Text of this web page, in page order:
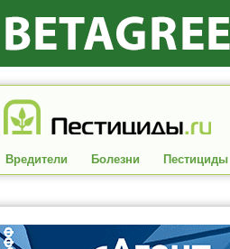
Вредители Болезни Пестициды